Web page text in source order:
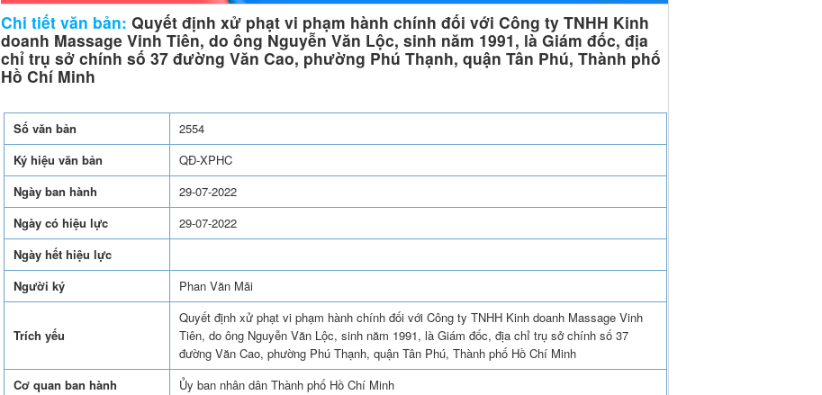
Chi tiết văn bản: Quyết định xử phạt vi phạm hành chính đối với Công ty TNHH Kinh
doanh Massage Vinh Tiên, do ông Nguyễn Văn Lộc, sinh năm 1991, là Giám đốc, địa
chỉ trụ sở chính số 37 đường Văn Cao, phường Phú Thạnh, quận Tân Phú, Thành phố
Hồ Chí Minh
Số văn bản
2554
Ký hiệu văn bản
QĐ-XPHC
Ngày ban hành
29-07-2022
Ngày có hiệu lực
29-07-2022
Ngày hết hiệu lực
Người ký
Phan Văn Mãi
Trích yếu
Quyết định xử phạt vi phạm hành chính đối với Công ty TNHH Kinh doanh Massage Vinh
Tiên, do ông Nguyễn Văn Lộc, sinh năm 1991, là Giám đốc, địa chỉ trụ sở chính số 37
đường Văn Cao, phường Phú Thạnh, quận Tân Phú, Thành phố Hồ Chí Minh
Cơ quan ban hành
Ủy ban nhân dân Thành phố Hồ Chí Minh